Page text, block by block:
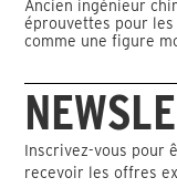
Ancien ingénieur
éprouvettes pour les
comme une figure
Inscrivez-vous pour
recevoir les offres